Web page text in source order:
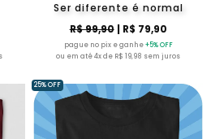
Ser diferente é normal
R$ 99,90| R$ 79,90
pague no pix e ganhe+5% OFF
ou em até 4x de R$ 19,98 sem juros
25% OFF